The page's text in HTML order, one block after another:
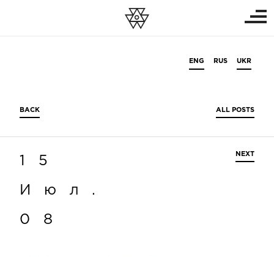
ENG RUS UKR
BACK ALL POSTS
15
Июл.
08
NEXT